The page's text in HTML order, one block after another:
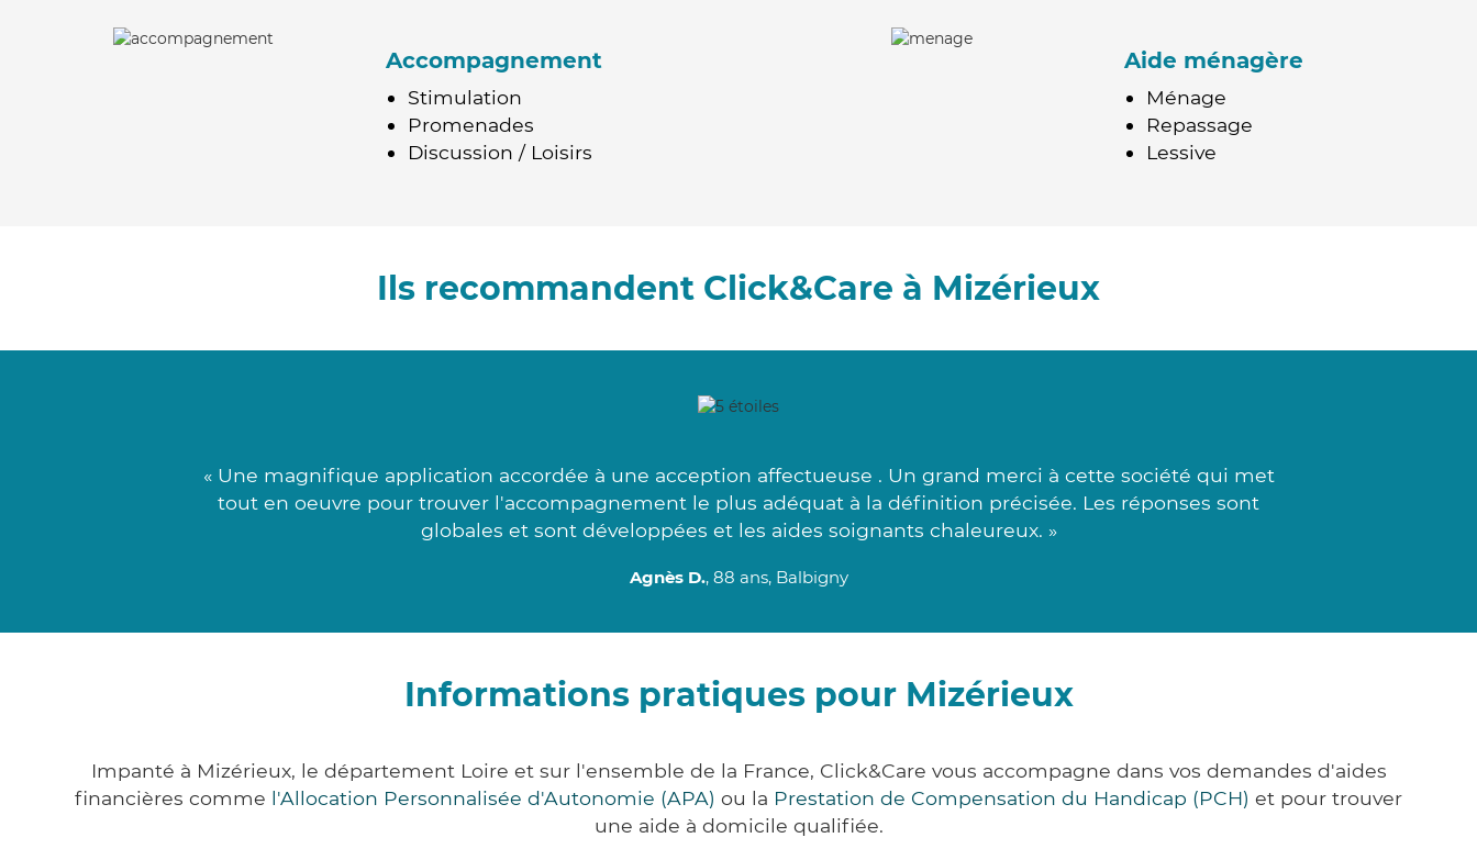
Accompagnement
Stimulation
Promenades
Discussion / Loisirs
Aide ménagère
Ménage
Repassage
Lessive
Ils recommandent Click&Care à Mizérieux
« Une magnifique application accordée à une acception affectueuse . Un grand merci à cette société qui met
tout en oeuvre pour trouver l'accompagnement le plus adéquat à la définition précisée. Les réponses sont
globales et sont développées et les aides soignants chaleureux. »
Agnès D., 88 ans, Balbigny
Informations pratiques pour Mizérieux
Impanté à Mizérieux, le département Loire et sur l'ensemble de la France, Click&Care vous accompagne dans vos demandes d'aides
financières comme l'Allocation Personnalisée d'Autonomie (APA) ou la Prestation de Compensation du Handicap (PCH) et pour trouver
une aide à domicile qualifiée.